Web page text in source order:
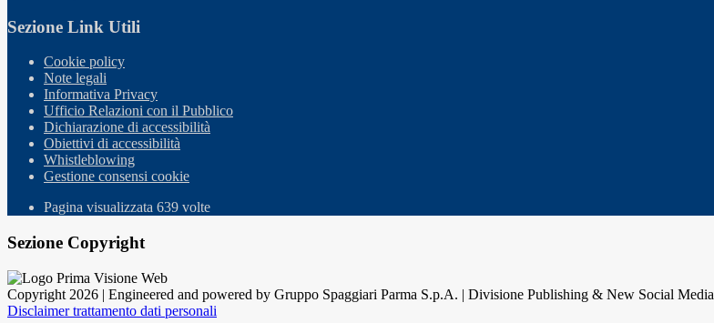
Sezione Link Utili
Cookie policy
Note legali
Informativa Privacy
Ufficio Relazioni con il Pubblico
Dichiarazione di accessibilità
Obiettivi di accessibilità
Whistleblowing
Gestione consensi cookie
Pagina visualizzata 639 volte
Sezione Copyright
Copyright 2026 | Engineered and powered by Gruppo Spaggiari Parma S.p.A. | Divisione Publishing & New Social Media
Disclaimer trattamento dati personali